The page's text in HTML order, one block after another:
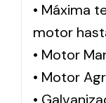
• Máxima
motor
• Motor
• Motor